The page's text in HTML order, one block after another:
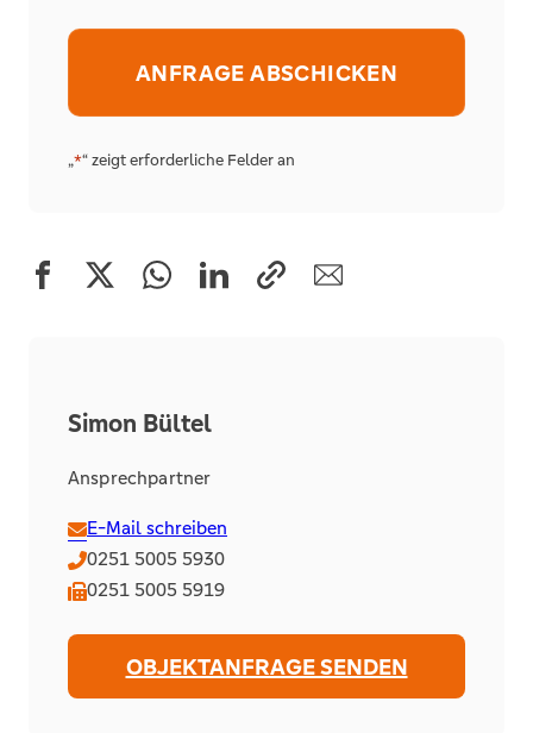
„*“ zeigt erforderliche Felder an
Alternative:
Simon Bültel
Ansprechpartner
E-Mail schreiben
0251 5005 5930
0251 5005 5919
OBJEKTANFRAGE SENDEN